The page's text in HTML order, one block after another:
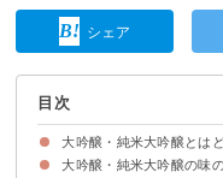
シェア
目次
大吟醸・純米大吟醸とは
大吟醸・純米大吟醸と
大吟醸・純米大吟醸の主
大吟醸・純米大吟醸の味